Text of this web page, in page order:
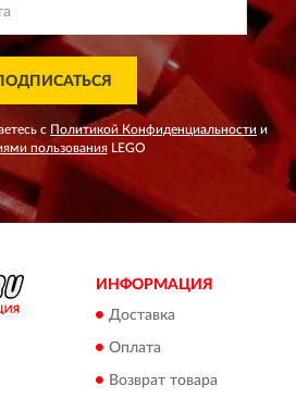
с Политикой Конфиденциальности и
пользованияLEGO
ИНФОРМАЦИЯ
Доставка
Оплата
Возврат товара